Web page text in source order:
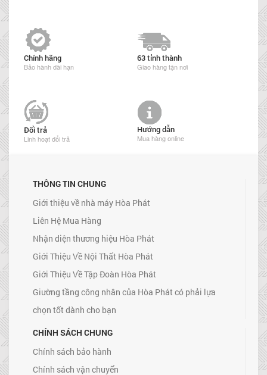
Chính hãng
Bảo hành dài hạn
63 tỉnh thành
Giao hàng tận nơi
Đổi trả
Linh hoạt đổi trả
Hướng dẫn
Mua hàng online
THÔNG TIN CHUNG
Giới thiệu về nhà máy Hòa Phát
Liên Hệ Mua Hàng
Nhận diện thương hiệu Hòa Phát
Giới Thiệu Về Nội Thất Hòa Phát
Giới Thiệu Về Tập Đoàn Hòa Phát
Giường tầng công nhân của Hòa Phát có phải lựa
chọn tốt dành cho bạn
CHÍNH SÁCH CHUNG
Chính sách bảo hành
Chính sách vận chuyển